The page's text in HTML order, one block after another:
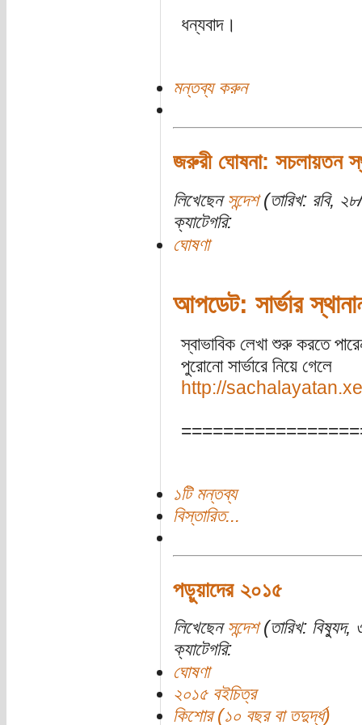
ধন্যবাদ।
মন্তব্য করুন
জরুরী ঘোষনা: সচলায়তন
লিখেছেন সন্দেশ(তারিখ: রবি,
ক্যাটেগরি:
ঘোষণা
আপডেট: সার্ভার
স্বাভাবিক লেখা শুরু করতে
পুরোনো সার্ভারে নিয়ে গেলে
http://
১টি মন্তব্য
বিস্তারিত...
পড়ুয়াদের ২০১৫
লিখেছেন সন্দেশ(তারিখ: বিষ্যুদ,
ক্যাটেগরি:
ঘোষণা
২০১৫ বইচিত্র
কিশোর (১০ বছর বা তদুর্দ্ধ)